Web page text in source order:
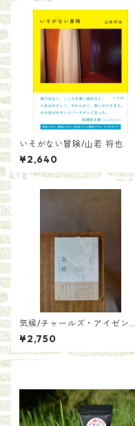
いそがない冒険/山若 将也
¥2,640
気候/チャールズ・アイゼンシ
ュタイン 訳酒井泰幸
¥2,750